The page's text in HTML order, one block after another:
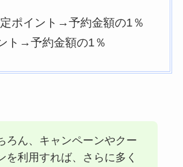
ポイント→予約金額の1％
ト→予約金額の1％
ろん、キャンペーンやクー
を利用すれば、さらに多く